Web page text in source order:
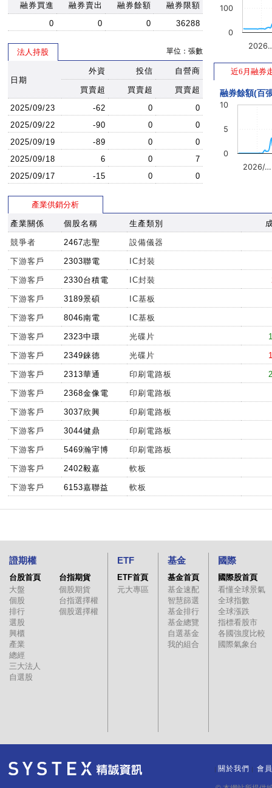
融券買進
融券賣出 融券餘額
融券限額
0
0 0 36288
法人持股 單位：張數
日期
外資 投信 自營商
買賣超 買賣超
買賣超
2025/09/23
-62 0
0
2025/09/22
-90 0
0
2025/09/19
-89 0
0
2025/09/18
6 0
7
2025/09/17
-15 0 0
0
100
近6月融券
融券餘額(百
2026/…
0
5
10
產業供銷分析
產業關係 個股名稱 生產類別
競爭者 2467志聖 設備儀器
下游客戶 2303聯電 IC封裝
下游客戶 2330台積電 IC封裝
下游客戶 3189景碩 IC基板
下游客戶 8046南電 IC基板
下游客戶 2323中環 光碟片
下游客戶 2349錸德 光碟片
下游客戶 2313華通 印刷電路板
下游客戶 2368金像電 印刷電路板
下游客戶 3037欣興 印刷電路板
下游客戶 3044健鼎 印刷電路板
下游客戶 5469瀚宇博 印刷電路板
下游客戶 2402毅嘉 軟板
下游客戶 6153嘉聯益 軟板
證期權
台股首頁
大盤
個股
排行
選股
興櫃
產業
總經
三大法人
自選股
台指期貨
個股期貨
台指選擇權
個股選擇權
ETF
ETF首頁
元大專區
基金
基金首頁
基金速配
智慧篩選
基金排行
基金總覽
自選基金
我的組合
國際
國際股首頁
看懂全球景氣
全球指數
全球漲跌
指標看股市
各國強度比較
國際氣象台
關於我們 會